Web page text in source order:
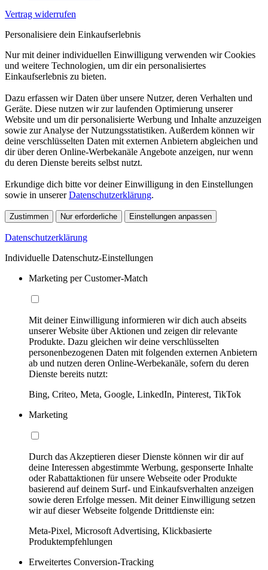
Vertrag widerrufen
Personalisiere dein Einkaufserlebnis
Nur mit deiner individuellen Einwilligung verwenden wir Cookies
und weitere Technologien, um dir ein personalisiertes
Einkaufserlebnis zu bieten.
Dazu erfassen wir Daten über unsere Nutzer, deren Verhalten und
Geräte. Diese nutzen wir zur laufenden Optimierung unserer
Website und um dir personalisierte Werbung und Inhalte anzuzeigen
sowie zur Analyse der Nutzungsstatistiken. Außerdem können wir
deine verschlüsselten Daten mit externen Anbietern abgleichen und
dir über deren Online-Werbekanäle Angebote anzeigen, nur wenn
du deren Dienste bereits selbst nutzt.
Erkundige dich bitte vor deiner Einwilligung in den Einstellungen
sowie in unsererDatenschutzerklärung.
Zustimmen Nur erforderliche Einstellungen anpassen
Datenschutzerklärung
Individuelle Datenschutz-Einstellungen
Marketing per Customer-Match
Mit deiner Einwilligung informieren wir dich auch abseits
unserer Website über Aktionen und zeigen dir relevante
Produkte. Dazu gleichen wir deine verschlüsselten
personenbezogenen Daten mit folgenden externen Anbietern
ab und nutzen deren Online-Werbekanäle, sofern du deren
Dienste bereits nutzt:
Bing, Criteo, Meta, Google, LinkedIn, Pinterest, TikTok
Marketing
Durch das Akzeptieren dieser Dienste können wir dir auf
deine Interessen abgestimmte Werbung, gesponserte Inhalte
oder Rabattaktionen für unsere Webseite oder Produkte
basierend auf deinem Surf- und Einkaufsverhalten anzeigen
sowie deren Erfolge messen. Mit deiner Einwilligung setzen
wir auf dieser Webseite folgende Drittdienste ein:
Meta-Pixel, Microsoft Advertising, Klickbasierte
Produktempfehlungen
Erweitertes Conversion-Tracking